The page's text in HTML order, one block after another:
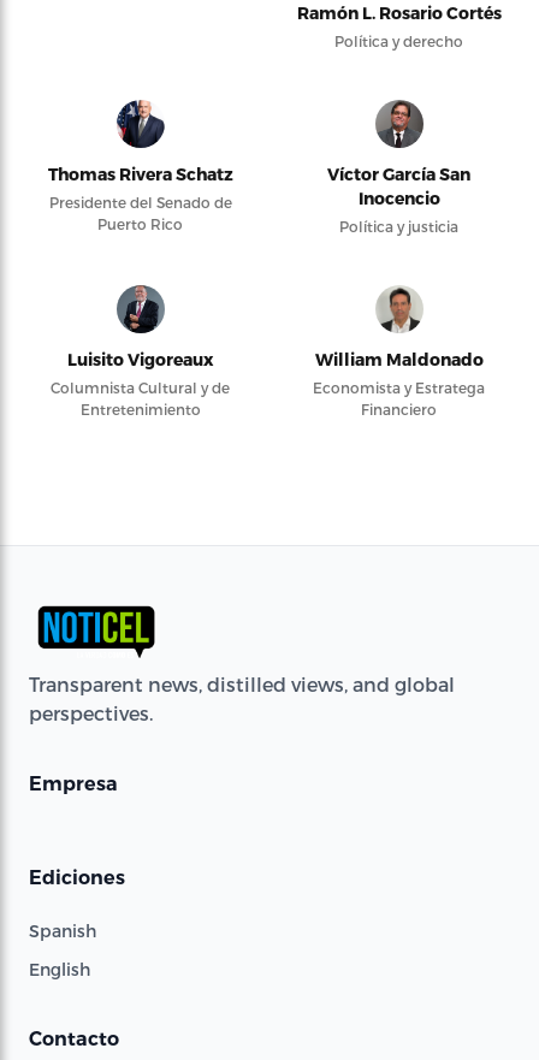
Ramón L. Rosario Cortés
Política y derecho
Thomas Rivera Schatz
Presidente del Senado de
Puerto Rico
Víctor García San
Inocencio
Política y justicia
Luisito Vigoreaux
Columnista Cultural y de
Entretenimiento
William Maldonado
Economista y Estratega
Financiero
Transparent news, distilled views, and global
perspectives.
Empresa
Ediciones
Spanish
English
Contacto